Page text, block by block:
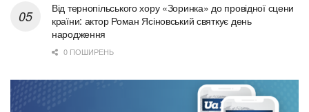
Від тернопільського хору «Зоринка» до провідної сцени
країни: актор Роман Ясіновський святкує день
народження
0 ПОШИРЕНЬ